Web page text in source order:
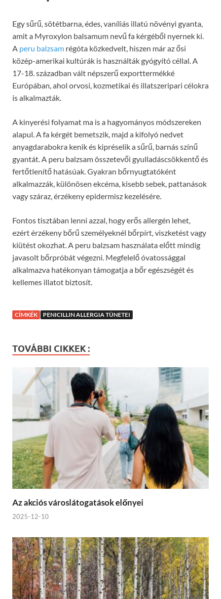
Egy sűrű, sötétbarna, édes, vaníliás illatú növényi gyanta,
amit a Myroxylon balsamum nevű fa kérgéből nyernek ki.
A peru balzsam régóta közkedvelt, hiszen már az ősi
közép-amerikai kultúrák is használták gyógyító céllal. A
17-18. században vált népszerű exporttermékké
Európában, ahol orvosi, kozmetikai és illatszeripari célokra
is alkalmazták.
A kinyerési folyamat ma is a hagyományos módszereken
alapul. A fa kérgét bemetszik, majd a kifolyó nedvet
anyagdarabokra kenik és kipréselik a sűrű, barnás színű
gyantát. A peru balzsam összetevői gyulladáscsökkentő és
fertőtlenítő hatásúak. Gyakran bőrnyugtatóként
alkalmazzák, különösen ekcéma, kisebb sebek, pattanások
vagy száraz, érzékeny epidermisz kezelésére.
Fontos tisztában lenni azzal, hogy erős allergén lehet,
ezért érzékeny bőrű személyeknél bőrpírt, viszketést vagy
kiütést okozhat. A peru balzsam használata előtt mindig
javasolt bőrpróbát végezni. Megfelelő óvatossággal
alkalmazva hatékonyan támogatja a bőr egészségét és
kellemes illatot biztosít.
CÍMKÉK PENICILLIN ALLERGIA TÜNETEI
TOVÁBBI CIKKEK :
Az akciós városlátogatások előnyei
2025-12-10